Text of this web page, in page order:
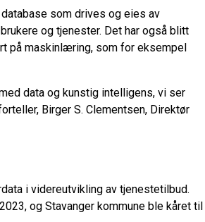
som drives og eies av
og tjenester. Det har også blitt
på maskinlæring, som for eksempel
data og kunstig intelligens, vi ser
Birger S. Clementsen, Direktør
i videreutvikling av tjenestetilbud.
og Stavanger kommune ble kåret til